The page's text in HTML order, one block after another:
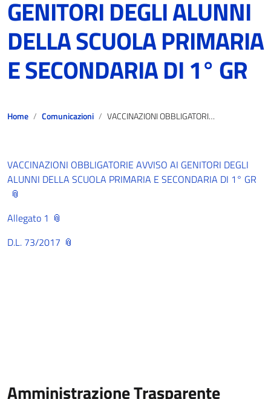
GENITORI DEGLI ALUNNI
DELLA SCUOLA PRIMARIA
E SECONDARIA DI 1° GR
Home Comunicazioni VACCINAZIONI OBBLIGATORIE AVVISO AI GENITORI DEGLI ALUNNI DELLA SCUOLA PRIMARIA E SECONDARIA DI 1° GR
VACCINAZIONI OBBLIGATORIE AVVISO AI GENITORI DEGLI
ALUNNI DELLA SCUOLA PRIMARIA E SECONDARIA DI 1° GR
Allegato 1
D.L. 73/2017
Amministrazione Trasparente